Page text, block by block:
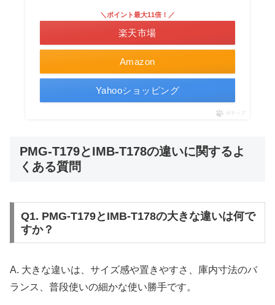
Amazon
＼ポイント最大11倍！／
楽天市場
Yahooショッピング
ポチップ
PMG-T179とIMB-T178の違いに関するよ
くある質問
Q1. PMG-T179とIMB-T178の大きな違いは何で
すか？
A. 大きな違いは、サイズ感や置きやすさ、庫内寸法のバ
ランス、普段使いの細かな使い勝手です。